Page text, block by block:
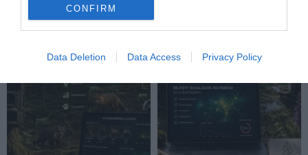
CONFIRM
Data Deletion Data Access Privacy Policy